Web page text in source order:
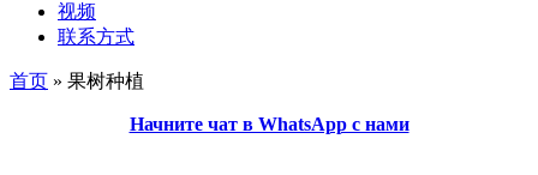
视频
联系方式
首页 » 果树种植
Начните чат в WhatsApp с нами